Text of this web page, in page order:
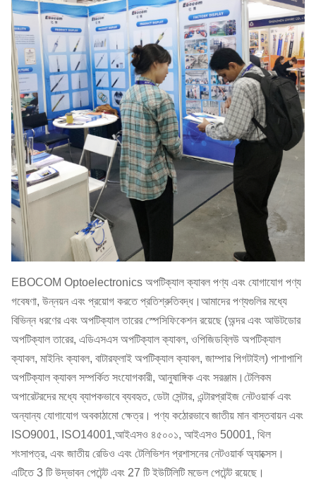
EBOCOM Optoelectronics অপটিক্যাল ক্যাবল পণ্য এবং যোগাযোগ পণ্য
গবেষণা, উন্নয়ন এবং প্রয়োগ করতে প্রতিশ্রুতিবদ্ধ।আমাদের পণ্যগুলির মধ্যে
বিভিন্ন ধরণের এবং অপটিক্যাল তারের স্পেসিফিকেশন রয়েছে (অন্দর এবং আউটডোর
অপটিক্যাল তারের, এডিএসএস অপটিক্যাল ক্যাবল, ওপিজিডব্লিউ অপটিক্যাল
ক্যাবল, মাইনিং ক্যাবল, বাটারফ্লাই অপটিক্যাল ক্যাবল, জাম্পার পিগটাইল) পাশাপাশি
অপটিক্যাল ক্যাবল সম্পর্কিত সংযোগকারী, আনুষাঙ্গিক এবং সরঞ্জাম।টেলিকম
অপারেটরদের মধ্যে ব্যাপকভাবে ব্যবহৃত, ডেটা সেন্টার, এন্টারপ্রাইজ নেটওয়ার্ক এবং
অন্যান্য যোগাযোগ অবকাঠামো ক্ষেত্র। পণ্য কঠোরভাবে জাতীয় মান বাস্তবায়ন এবং
ISO9001, ISO14001,আইএসও ৪৫০০১, আইএসও 50001, থিল
শংসাপত্র, এবং জাতীয় রেডিও এবং টেলিভিশন প্রশাসনের নেটওয়ার্ক অ্যাক্সেস।
এটিতে 3 টি উদ্ভাবন পেটেন্ট এবং 27 টি ইউটিলিটি মডেল পেটেন্ট রয়েছে।